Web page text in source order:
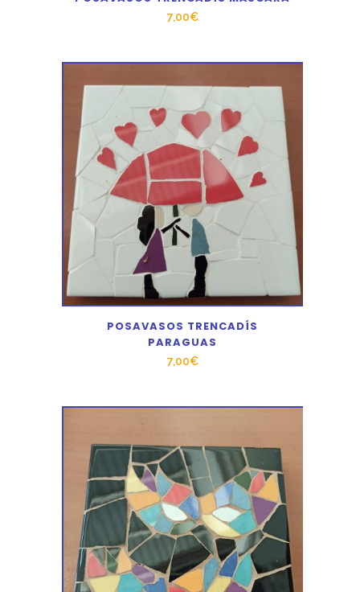
7,00€
POSAVASOS TRENCADÍS
PARAGUAS
7,00€